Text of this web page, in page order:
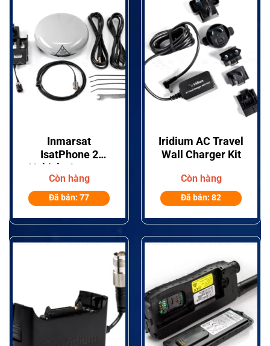
Inmarsat
IsatPhone 2
Vehicle Antenna
Kit
Còn hàng
Đã bán: 77
Iridium AC Travel
Wall Charger Kit
Còn hàng
Đã bán: 82